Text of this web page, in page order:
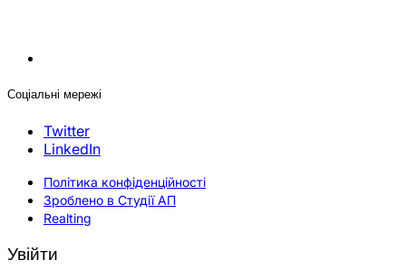
Соціальні мережі
Twitter
LinkedIn
Політика конфіденційності
Зроблено в Студії АП
Realting
Увійти